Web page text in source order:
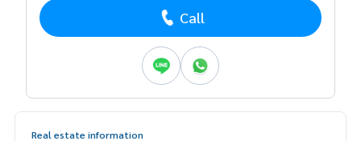
Call
Real estate information